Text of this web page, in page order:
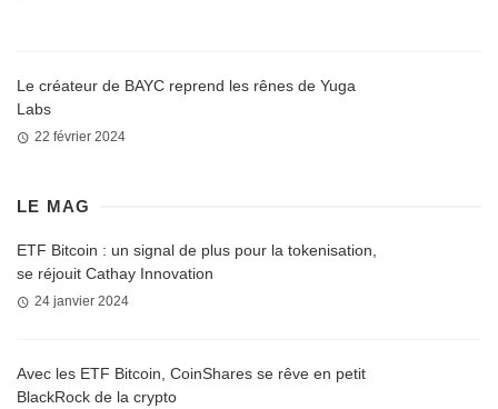
Le créateur de BAYC reprend les rênes de Yuga
Labs
22 février 2024
LE MAG
ETF Bitcoin : un signal de plus pour la tokenisation,
se réjouit Cathay Innovation
24 janvier 2024
Avec les ETF Bitcoin, CoinShares se rêve en petit
BlackRock de la crypto